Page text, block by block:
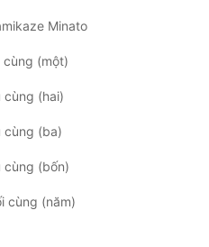
Minato
cùng (một)
cùng (hai)
cùng (ba)
cùng (bốn)
cùng (năm)